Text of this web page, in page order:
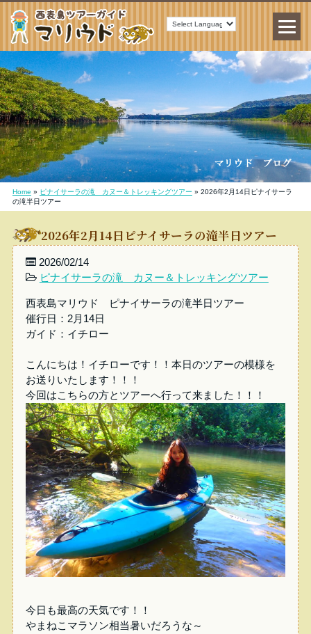
Home » ピナイサーラの滝 カヌー＆トレッキングツアー » 2026年2月14日ピナイサーラ
の滝半日ツアー
2026年2月14日ピナイサーラの滝半日ツアー
2026/02/14
ピナイサーラの滝 カヌー＆トレッキングツアー
西表島マリウド ピナイサーラの滝半日ツアー
催行日：2月14日
ガイド：イチロー
こんにちは！イチローです！！本日のツアーの模様を
お送りいたします！！！
今回はこちらの方とツアーへ行って来ました！！！
今日も最高の天気です！！
やまねこマラソン相当暑いだろうな～